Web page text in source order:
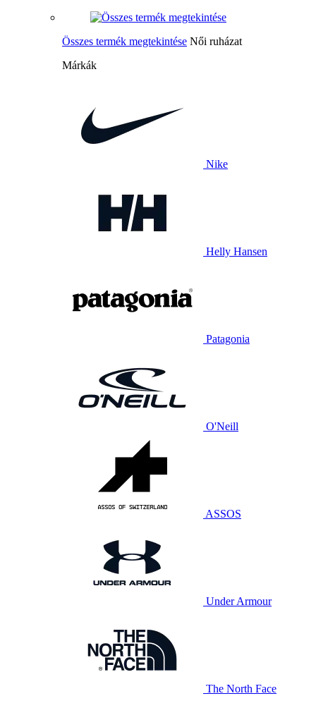
Összes termék megtekintése Női ruházat
Márkák
Nike
Helly Hansen
Patagonia
O'Neill
ASSOS
Under Armour
The North Face